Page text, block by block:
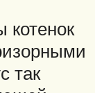
котенок
так